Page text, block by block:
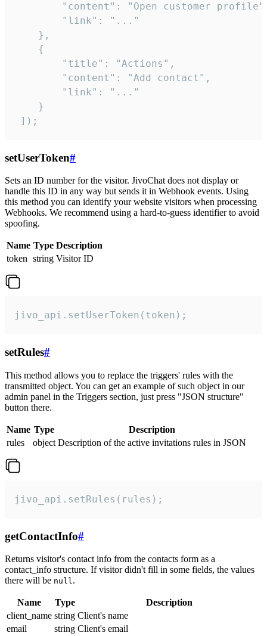
"content": "Open customer
        "link": "..."
    },
    {
        "title": "Actions",
        "content": "Add contact",
        "link": "..."
    }
]);
setUserToken#
Sets an ID number for the visitor. JivoChat does not display or
handle this ID in any way but sends it in Webhook events. Using
this method you can identify your website visitors when processing
Webhooks. We recommend using a hard-to-guess identifier to avoid
spoofing.
Name Type Description
token string Visitor ID
jivo_api.setUserToken(token);
setRules#
This method allows you to replace the triggers' rules with the
transmitted object. You can get an example of such object in our
admin panel in the Triggers section, just press "JSON structure"
button there.
Name Type
Description
rules
object Description of the active invitations rules in JSON
jivo_api.setRules(rules);
getContactInfo#
Returns visitor's contact info from the contacts form as a
contact_info structure. If visitor didn't fill in some fields, the values
there will be null.
Name Type
Description
client_name string Client's name
email
string Client's email